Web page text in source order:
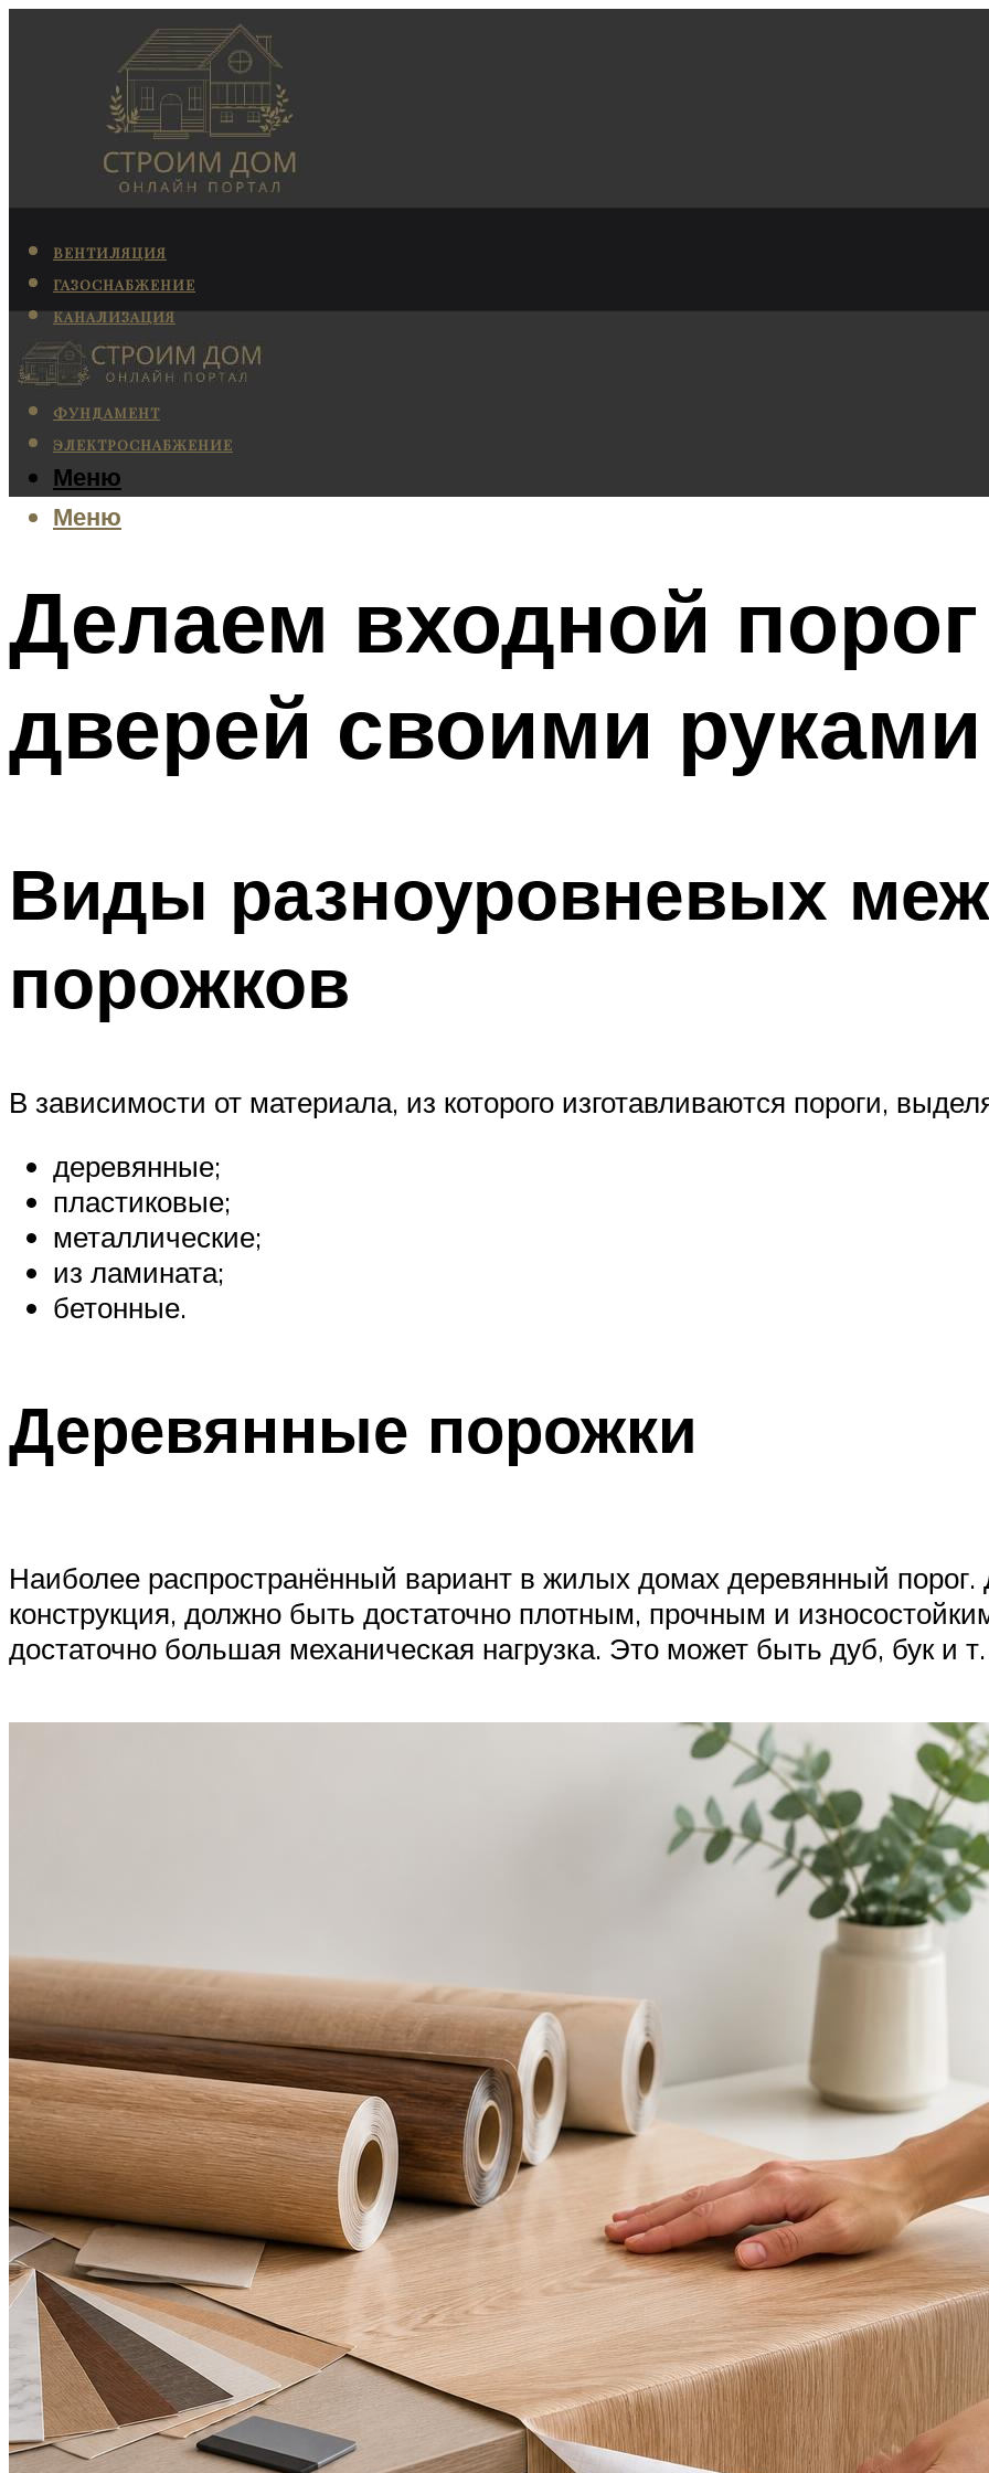
ВЕНТИЛЯЦИЯ
ГАЗОСНАБЖЕНИЕ
КАНАЛИЗАЦИЯ
КОНДИЦИОНИРОВАНИЕ
ОТОПЛЕНИЕ
ФУНДАМЕНТ
ЭЛЕКТРОСНАБЖЕНИЕ
Меню
Меню
Делаем входной
дверей своими
Виды разноуровневых
порожков
В зависимости от материала, из которого изготавливаются пороги,
деревянные;
пластиковые;
металлические;
из ламината;
бетонные.
Деревянные порожки
Наиболее распространённый вариант в жилых домах деревянный порог.
конструкция, должно быть достаточно плотным, прочным и
достаточно большая механическая нагрузка. Это может быть дуб, бук и